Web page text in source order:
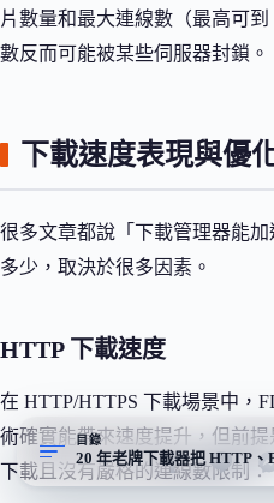
片數量和最大連線數（最高可
數反而可能被某些伺服器封鎖。
下載速度表現與優
很多文章都說「下載管理器能
多少，取決於很多因素。
HTTP 下載速度
在 HTTP/HTTPS 下載場景中，
術確實能帶來速度提升，但前
下載且沒有嚴格的連線數限制：
目錄
20 年老牌下載器把 HTTP、